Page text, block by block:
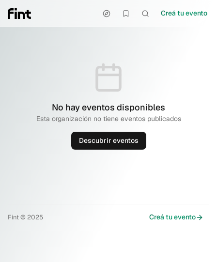
Creá tu evento
No hay eventos disponibles
Esta organización no tiene eventos publicados
Descubrir eventos
Fint © 2025 Creá tu evento